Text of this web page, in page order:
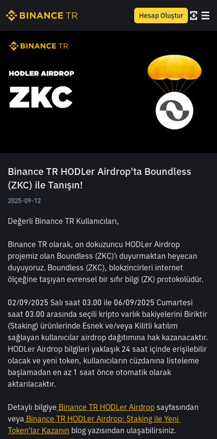
Hesap Oluştur
Binance TR HODLer Airdrop'ta Boundless
(ZKC) ile Tanışın!
2025-09-12
Değerli Binance TR Kullanıcıları,
Binance TR olarak, on dokuzuncu HODLer Airdrop
projemiz olan Boundless (ZKC)’ı duyurmaktan heyecan
duyuyoruz. Boundless (ZKC), blokzincirleri internet
ölçeğine taşıyan evrensel bir sıfır bilgi (ZK) protokolüdür.
02/09/2025 Salı saat 03.00 ile 06/09/2025 Cumartesi
saat 03.00 arasında seçili kripto varlık bakiyelerini Biriktir
(Staking) ürünlerinde Esnek ve/veya Kilitli katılım
sağlayan kullanıcılar airdrop dağıtımına hak kazanacaktır.
HODLer Airdrop bilgileri yaklaşık 24 saat içinde erişilebilir
olacak ve yeni token, kullanıcıların cüzdanına listeleme
başlamadan en az 1 saat önce otomatik olarak
aktarılacaktır.
Detaylı bilgiye Binance TR HODLer Airdrop sayfasından
veya Binance TR HODLer Airdrop: Staking ile Yeni
Token'lar Kazanın blog yazısından ulaşabilirsiniz.